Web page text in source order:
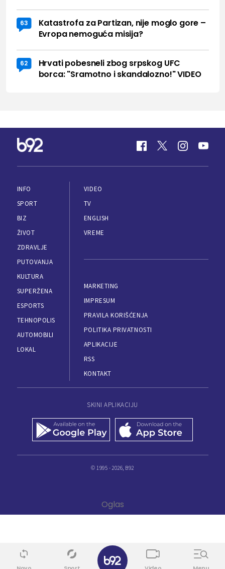
63
Katastrofa za Partizan, nije moglo gore –
Evropa nemoguća misija?
62
Hrvati pobesneli zbog srpskog UFC
borca: "Sramotno i skandalozno!" VIDEO
INFO
SPORT
BIZ
ŽIVOT
ZDRAVLJE
PUTOVANJA
KULTURA
SUPERŽENA
ESPORTS
TEHNOPOLIS
AUTOMOBILI
LOKAL
VIDEO
TV
ENGLISH
VREME
MARKETING
IMPRESUM
PRAVILA KORIŠĆENJA
POLITIKA PRIVATNOSTI
APLIKACIJE
RSS
KONTAKT
SKINI APLIKACIJU
© 1995 - 2026, B92